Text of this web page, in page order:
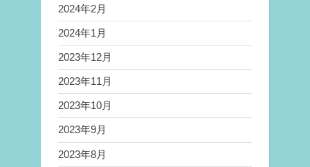
2024年2月
2024年1月
2023年12月
2023年11月
2023年10月
2023年9月
2023年8月